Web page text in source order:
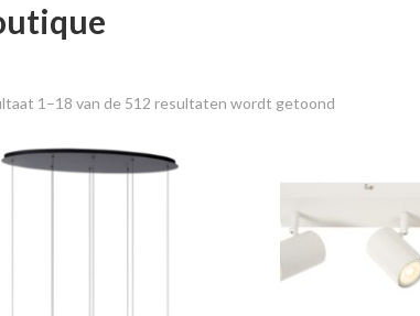
1–18 van de 512 resultaten wordt getoondGesorteerd